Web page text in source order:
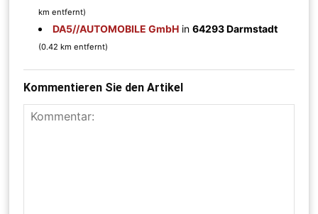
km entfernt)
DA5//AUTOMOBILE GmbH in64293 Darmstadt
(0.42 km entfernt)
Kommentieren Sie den Artikel